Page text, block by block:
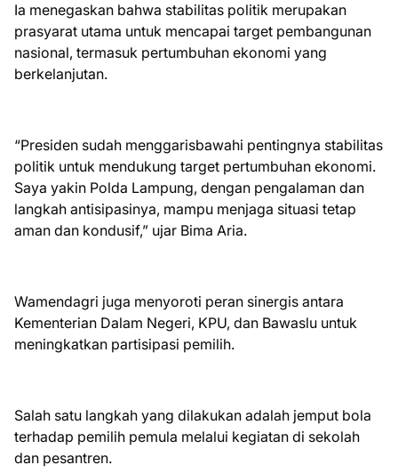
Ia menegaskan bahwa stabilitas politik merupakan
prasyarat utama untuk mencapai target pembangunan
nasional, termasuk pertumbuhan ekonomi yang
berkelanjutan.
“Presiden sudah menggarisbawahi pentingnya stabilitas
politik untuk mendukung target pertumbuhan ekonomi.
Saya yakin Polda Lampung, dengan pengalaman dan
langkah antisipasinya, mampu menjaga situasi tetap
aman dan kondusif,” ujar Bima Aria.
Wamendagri juga menyoroti peran sinergis antara
Kementerian Dalam Negeri, KPU, dan Bawaslu untuk
meningkatkan partisipasi pemilih.
Salah satu langkah yang dilakukan adalah jemput bola
terhadap pemilih pemula melalui kegiatan di sekolah
dan pesantren.